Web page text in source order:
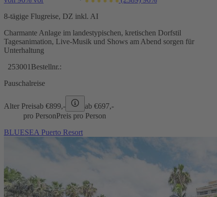
8-tägige Flugreise, DZ inkl. AI
Charmante Anlage im landestypischen, kretischen Dorfstil
Tagesanimation, Live-Musik und Shows am Abend sorgen für
Unterhaltung
253001 Bestellnr.:
Pauschalreise
Alter Preisab €899,- ab €697,-
pro PersonPreis pro Person
BLUESEA Puerto Resort